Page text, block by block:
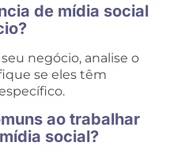
de mídia social
negócio, analise o
se eles têm
ao trabalhar
social?